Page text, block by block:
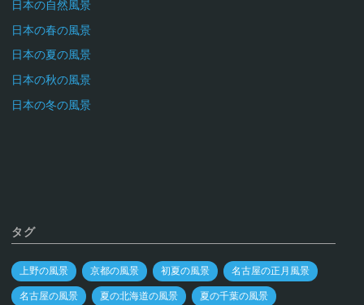
日本の自然風景
日本の春の風景
日本の夏の風景
日本の秋の風景
日本の冬の風景
タグ
上野の風景 京都の風景 初夏の風景 名古屋の正月風景
名古屋の風景 夏の北海道の風景 夏の千葉の風景